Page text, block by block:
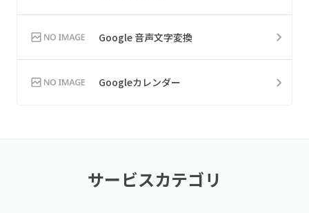
Google 音声文字変換
Googleカレンダー
サービスカテゴリ